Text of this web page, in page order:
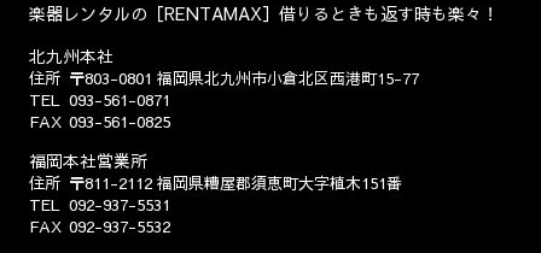
楽器レンタルの［RENTAMAX］借りるときも返す時も楽々！
北九州本社
住所 〒803-0801 福岡県北九州市小倉北区西港町15-77
TEL 093-561-0871
FAX 093-561-0825
福岡本社営業所
住所 〒811-2112 福岡県糟屋郡須恵町大字植木151番
TEL 092-937-5531
FAX 092-937-5532